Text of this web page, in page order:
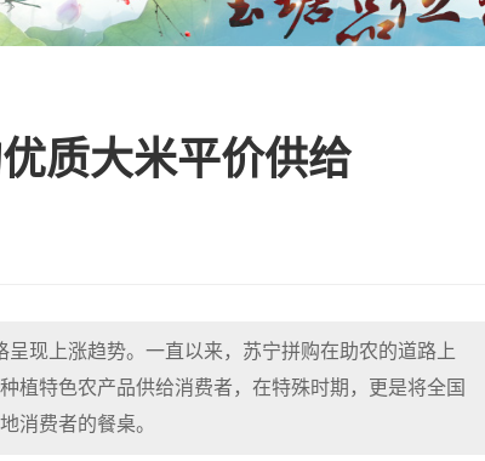
质大米平价供给
现上涨趋势。一直以来，苏宁拼购在助农的道路上
植特色农产品供给消费者，在特殊时期，更是将全国
消费者的餐桌。